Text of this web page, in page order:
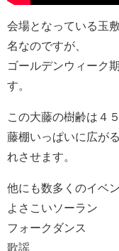
会場となっている玉
名なのですが、
ゴールデンウィーク
す。
この大藤の樹齢は４
藤棚いっぱいに広が
れさせます。
他にも数多くのイベ
よさこいソーラン
フォークダンス
歌謡